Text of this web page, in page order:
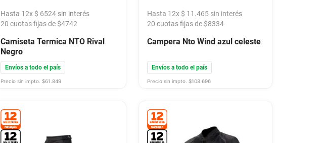
Hasta 12x $ 6524 sin interés
20 cuotas fijas de $4742
Camiseta Termica NTO Rival
Negro
Envíos a todo el país
Precio sin impto. $61.849
Hasta 12x $ 11 .465sin interés
20 cuotas fijas de $8334
Campera Nto Wind azul celeste
Envíos a todo el país
Precio sin impto. $108.696